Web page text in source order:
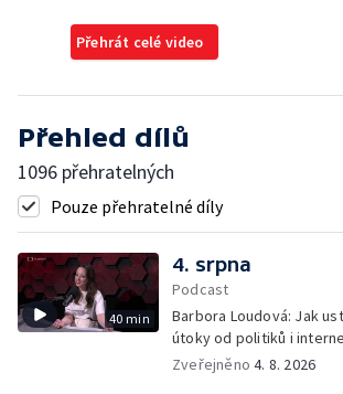
Přehrát celé video
Přehled dílů
1096 přehratelných
Pouze přehratelné díly
40 min
4. srpna
Podcast
Barbora Loudová: Jak
útoky od politiků i
Zveřejněno4. 8. 2026